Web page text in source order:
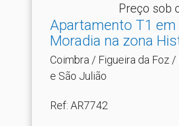
Preço sob
Apartamento T1 em
Moradia na zona
d.​..
Coimbra / Figueira da Foz /
e São Julião
Ref: AR7742